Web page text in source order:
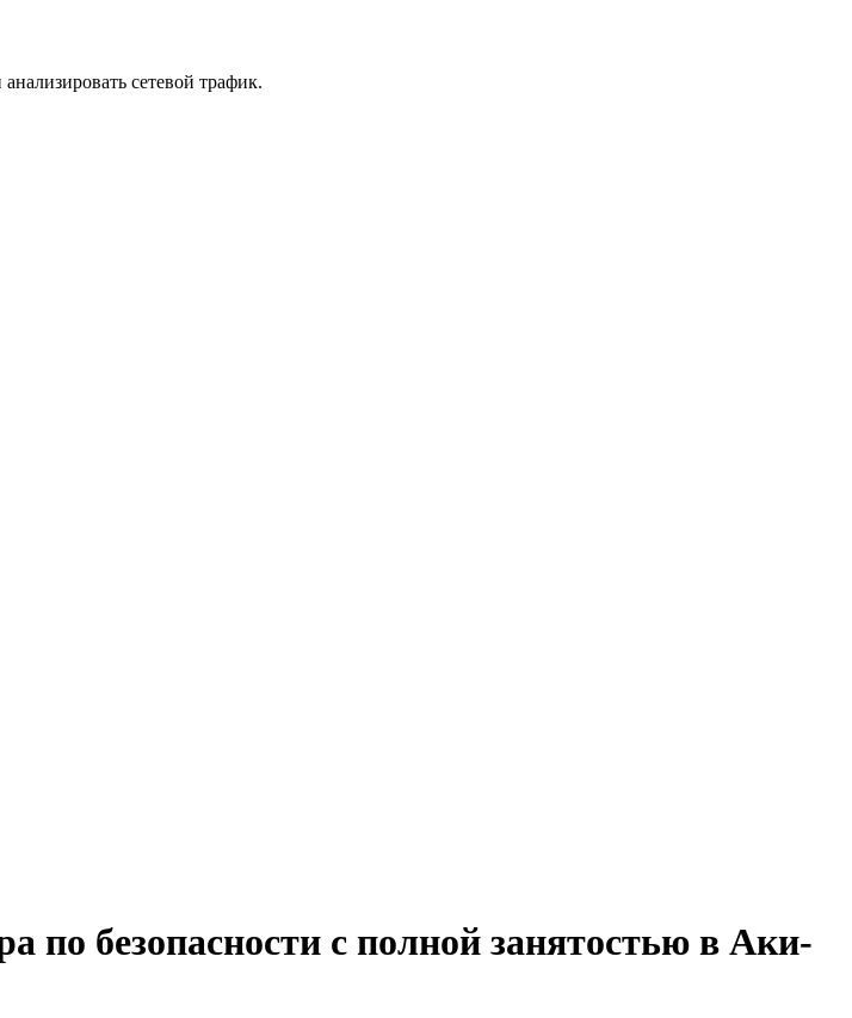
сетевой трафик.
по безопасности с полной занятостью в Аки-